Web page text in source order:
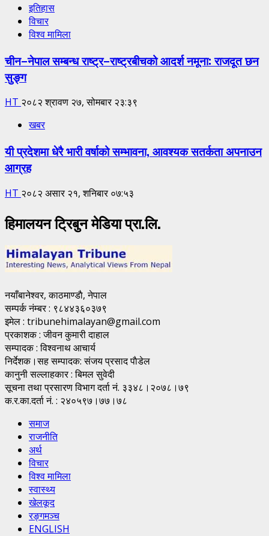
इतिहास
विचार
विश्व मामिला
चीन–नेपाल सम्बन्ध राष्ट्र–राष्ट्रबीचको आदर्श नमूना: राजदूत छन
सुङ्ग
HT २०८२ श्रावण २७, सोमबार २३:३९
खबर
यी प्रदेशमा धेरै भारी वर्षाको सम्भावना, आवश्यक सतर्कता अपनाउन
आग्रह
HT २०८२ असार २१, शनिबार ०७:५३
हिमालयन ट्रिबुन मेडिया प्रा.लि.
नयाँबानेश्वर, काठमाण्डाै, नेपाल
सम्पर्क नंम्बर : ९८४४३६०३७९
इमेल : tribunehimalayan@gmail.com
प्रकाशक : जीवन कुमारी दाहाल
सम्पादक : विश्वनाथ आचार्य
निर्देशक।सह सम्पादक: संजय प्रसाद पाैडेल
कानुनी सल्लाहकार : बिमल सुवेदी
सूचना तथा प्रसारण विभाग दर्ता नं. ३३४८।२०७८।७९
क.र.का.दर्ता नं. : २४०५९७।७७।७८
समाज
राजनीति
अर्थ
विचार
विश्व मामिला
स्वास्थ्य
खेलकूद
रङ्गमञ्च
ENGLISH